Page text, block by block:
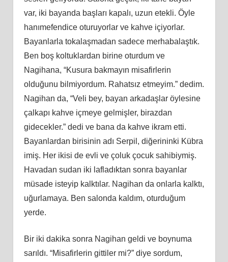
var, iki bayanda başları kapalı, uzun etekli. Öyle
hanımefendice oturuyorlar ve kahve içiyorlar.
Bayanlarla tokalaşmadan sadece merhabalaştık.
Ben boş koltuklardan birine oturdum ve
Nagihana, “Kusura bakmayın misafirlerin
olduğunu bilmiyordum. Rahatsız etmeyim.” dedim.
Nagihan da, “Veli bey, bayan arkadaşlar öylesine
çalkapı kahve içmeye gelmişler, birazdan
gidecekler.” dedi ve bana da kahve ikram etti.
Bayanlardan birisinin adı Serpil, diğerininki Kübra
imiş. Her ikisi de evli ve çoluk çocuk sahibiymiş.
Havadan sudan iki lafladıktan sonra bayanlar
müsade isteyip kalktılar. Nagihan da onlarla kalktı,
uğurlamaya. Ben salonda kaldım, oturduğum
yerde.
Bir iki dakika sonra Nagihan geldi ve boynuma
sarıldı. “Misafirlerin gittiler mi?” diye sordum,